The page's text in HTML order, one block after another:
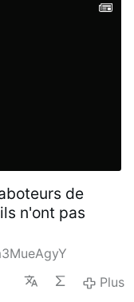
de
n'ont pas
Plus